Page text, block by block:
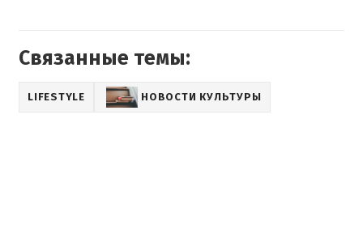
Связанные темы:
LIFESTYLE НОВОСТИ КУЛЬТУРЫ